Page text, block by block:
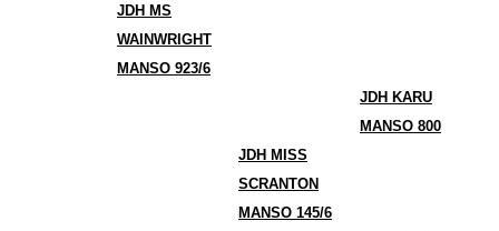
JDH MS
WAINWRIGHT
MANSO 923/6
JDH KARU
MANSO 800
JDH MISS
SCRANTON
MANSO 145/6